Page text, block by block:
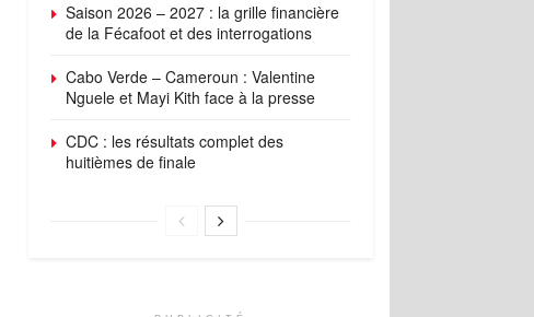
Saison 2026 – 2027 : la grille financière
de la Fécafoot et des interrogations
Cabo Verde – Cameroun : Valentine
Nguele et Mayi Kith face à la presse
CDC : les résultats complet des
huitièmes de finale